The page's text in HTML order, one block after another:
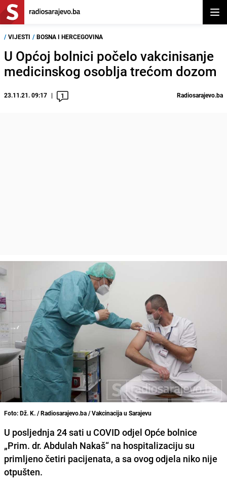
/ VIJESTI / BOSNA I HERCEGOVINA
U Općoj bolnici počelo vakcinisanje
medicinskog osoblja trećom dozom
23.11.21. 09:17 1 Radiosarajevo.ba
Foto: Dž. K. / Radiosarajevo.ba / Vakcinacija u Sarajevu
U posljednja 24 sati u COVID odjel Opće bolnice
„Prim. dr. Abdulah Nakaš“ na hospitalizaciju su
primljeno četiri pacijenata, a sa ovog odjela niko nije
otpušten.